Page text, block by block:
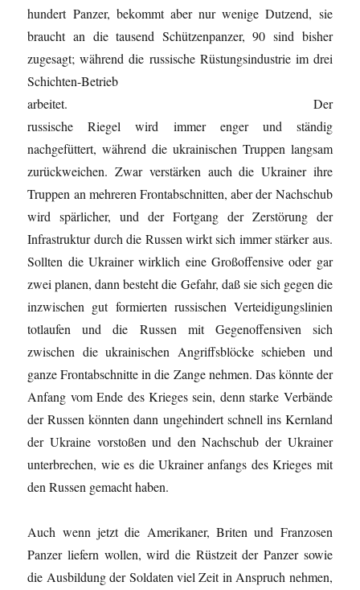
hundert Panzer, bekommt aber nur wenige Dutzend, sie
braucht an die tausend Schützenpanzer, 90 sind bisher
zugesagt; während die russische Rüstungsindustrie im drei
Schichten-Betrieb
arbeitet. Der
russische Riegel wird immer enger und ständig
nachgefüttert, während die ukrainischen Truppen langsam
zurückweichen. Zwar verstärken auch die Ukrainer ihre
Truppen an mehreren Frontabschnitten, aber der Nachschub
wird spärlicher, und der Fortgang der Zerstörung der
Infrastruktur durch die Russen wirkt sich immer stärker aus.
Sollten die Ukrainer wirklich eine Großoffensive oder gar
zwei planen, dann besteht die Gefahr, daß sie sich gegen die
inzwischen gut formierten russischen Verteidigungslinien
totlaufen und die Russen mit Gegenoffensiven sich
zwischen die ukrainischen Angriffsblöcke schieben und
ganze Frontabschnitte in die Zange nehmen. Das könnte der
Anfang vom Ende des Krieges sein, denn starke Verbände
der Russen könnten dann ungehindert schnell ins Kernland
der Ukraine vorstoßen und den Nachschub der Ukrainer
unterbrechen, wie es die Ukrainer anfangs des Krieges mit
den Russen gemacht haben.
Auch wenn jetzt die Amerikaner, Briten und Franzosen
Panzer liefern wollen, wird die Rüstzeit der Panzer sowie
die Ausbildung der Soldaten viel Zeit in Anspruch nehmen,